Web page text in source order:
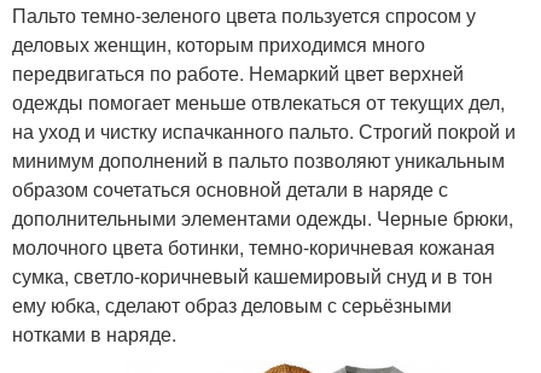
Пальто темно-зеленого цвета пользуется спросом у
деловых женщин, которым приходимся много
передвигаться по работе. Немаркий цвет верхней
одежды помогает меньше отвлекаться от текущих дел,
на уход и чистку испачканного пальто. Строгий покрой и
минимум дополнений в пальто позволяют уникальным
образом сочетаться основной детали в наряде с
дополнительными элементами одежды. Черные брюки,
молочного цвета ботинки, темно-коричневая кожаная
сумка, светло-коричневый кашемировый снуд и в тон
ему юбка, сделают образ деловым с серьёзными
нотками в наряде.